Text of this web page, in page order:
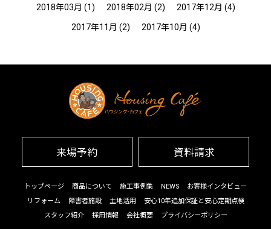
2018年03月 (1) 2018年02月 (2) 2017年12月 (4)
2017年11月 (2) 2017年10月 (4)
来場予約 資料請求
トップページ 商品について 施工事例集 NEWS
お客様インタビュー
リフォーム
障害者施設 土地活用
安心10年追加保証と安心定期点検
スタッフ紹介
採用情報 会社概要 プライバシーポリシー